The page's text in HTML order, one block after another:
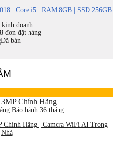
| Core i5 | RAM 8GB | SSD 256GB
doanh
đơn đặt hàng
Bảo hành 36 tháng
Hãng | Camera WiFi AI Trong
Nhà